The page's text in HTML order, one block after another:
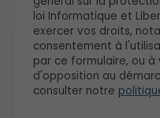
loi Informatique et
exercer vos droits,
consentement à
par ce formulaire, ou à
d'opposition au
consulter notre